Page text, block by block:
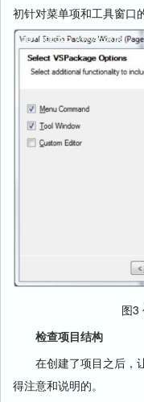
初针对菜单项和工具窗口
图3
检查项目结构
在创建了项目之后，让
得注意和说明的。